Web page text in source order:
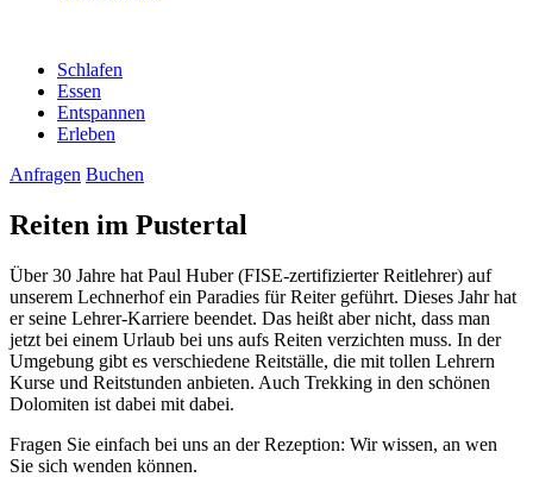
Schlafen
Essen
Entspannen
Erleben
Anfragen Buchen
Reiten im Pustertal
Über 30 Jahre hat Paul Huber (FISE-zertifizierter Reitlehrer) auf
unserem Lechnerhof ein Paradies für Reiter geführt. Dieses Jahr hat
er seine Lehrer-Karriere beendet. Das heißt aber nicht, dass man
jetzt bei einem Urlaub bei uns aufs Reiten verzichten muss. In der
Umgebung gibt es verschiedene Reitställe, die mit tollen Lehrern
Kurse und Reitstunden anbieten. Auch Trekking in den schönen
Dolomiten ist dabei mit dabei.
Fragen Sie einfach bei uns an der Rezeption: Wir wissen, an wen
Sie sich wenden können.